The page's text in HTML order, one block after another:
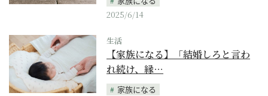
2025/6/14
生活
【家族になる】「結婚しろと言わ
れ続け、縁…
家族になる